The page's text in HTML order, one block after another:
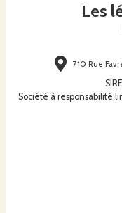
Les
710 Rue
Société à responsabilité